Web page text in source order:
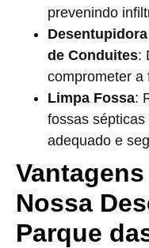
prevenindo
de Conduites:
comprometer a
Limpa Fossa:
fossas
adequado e
Nossa
Parque